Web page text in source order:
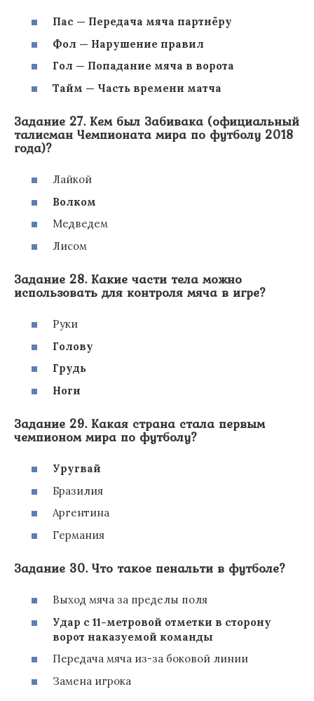
Пас — Передача мяча партнёру
Фол — Нарушение правил
Гол — Попадание мяча в ворота
Тайм — Часть времени матча
Задание 27. Кем был Забивака (официальный
талисман Чемпионата мира по футболу 2018
года)?
Лайкой
Волком
Медведем
Лисом
Задание 28. Какие части тела можно
использовать для контроля мяча в игре?
Руки
Голову
Грудь
Ноги
Задание 29. Какая страна стала первым
чемпионом мира по футболу?
Уругвай
Бразилия
Аргентина
Германия
Задание 30. Что такое пенальти в футболе?
Выход мяча за пределы поля
Удар с 11-метровой отметки в сторону
ворот наказуемой команды
Передача мяча из-за боковой линии
Замена игрока